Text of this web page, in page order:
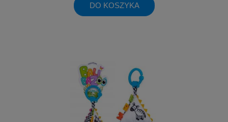
DO KOSZYKA